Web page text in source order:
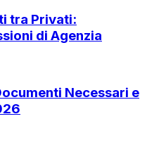
tra Privati:
di Agenzia
Necessari e